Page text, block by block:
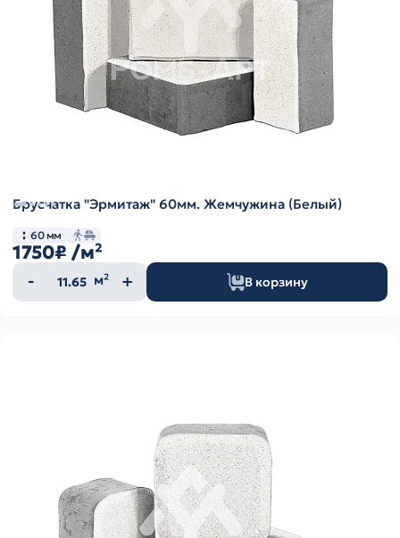
Брусчатка "Эрмитаж" 60мм. Жемчужина (Белый)
60 мм
1750₽ /м²
Количество
товара
м² В корзину